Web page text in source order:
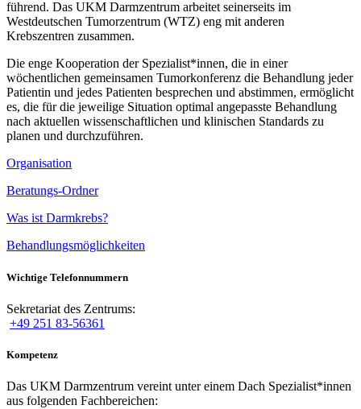
führend. Das UKM Darmzentrum arbeitet seinerseits im
Westdeutschen Tumorzentrum (WTZ) eng mit anderen
Krebszentren zusammen.
Die enge Kooperation der Spezialist*innen, die in einer
wöchentlichen gemeinsamen Tumorkonferenz die Behandlung jeder
Patientin und jedes Patienten besprechen und abstimmen, ermöglicht
es, die für die jeweilige Situation optimal angepasste Behandlung
nach aktuellen wissenschaftlichen und klinischen Standards zu
planen und durchzuführen.
Organisation
Beratungs-Ordner
Was ist Darmkrebs?
Behandlungsmöglichkeiten
Wichtige Telefonnummern
Sekretariat des Zentrums:
+49 251 83-56361
Kompetenz
Das UKM Darmzentrum vereint unter einem Dach Spezialist*innen
aus folgenden Fachbereichen: